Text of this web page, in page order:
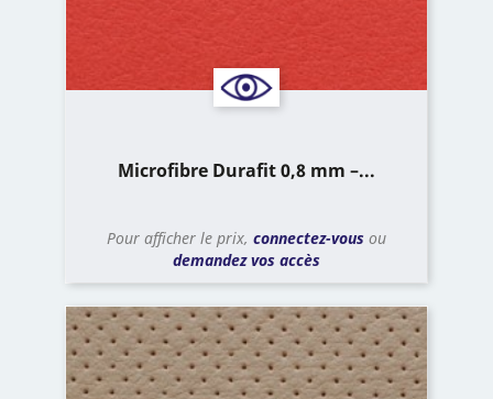
Microfibre Durafit 0,8 mm –...
Pour afficher le prix, connectez-vous ou
demandez vos accès